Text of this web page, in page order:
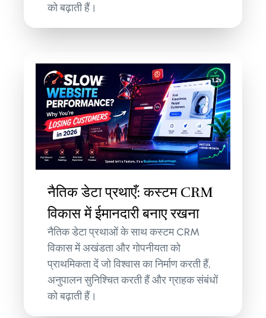
को बढ़ाती हैं।
नैतिक डेटा प्रथाएँ: कस्टम CRM
विकास में ईमानदारी बनाए रखना
नैतिक डेटा प्रथाओं के साथ कस्टम CRM
विकास में अखंडता और गोपनीयता को
प्राथमिकता दें जो विश्वास का निर्माण करती हैं,
अनुपालन सुनिश्चित करती हैं और ग्राहक संबंधों
को बढ़ाती हैं।